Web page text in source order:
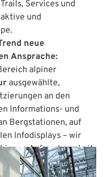
Services und
und
neue
Ansprache:
alpiner
ausgewählte,
an den
Informations- und
Bergstationen, auf
Infodisplays – wir
wo Aufmerksamkeit,
zusammenkommen.